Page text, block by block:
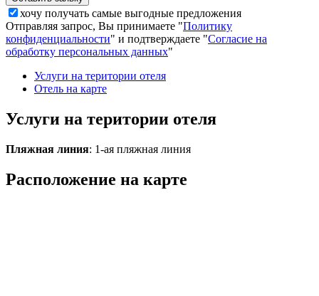
хочу получать самые выгодные предложения
Отправляя запрос, Вы принимаете "Политику
конфиденциальности" и подтверждаете "Согласие на
обработку персональных данных"
Услуги на територии отеля
Отель на карте
Услуги на територии отеля
Пляжная линия: 1-ая пляжная линия
Расположение на карте